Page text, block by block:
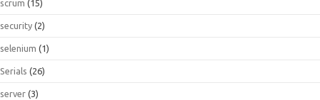
scrum (15)
security (2)
selenium (1)
Serials (26)
server (3)